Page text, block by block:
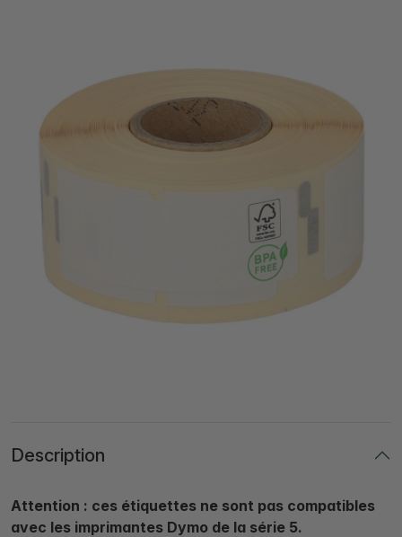
Description
Attention : ces étiquettes ne sont pas compatibles
avec les imprimantes Dymo de la série 5.